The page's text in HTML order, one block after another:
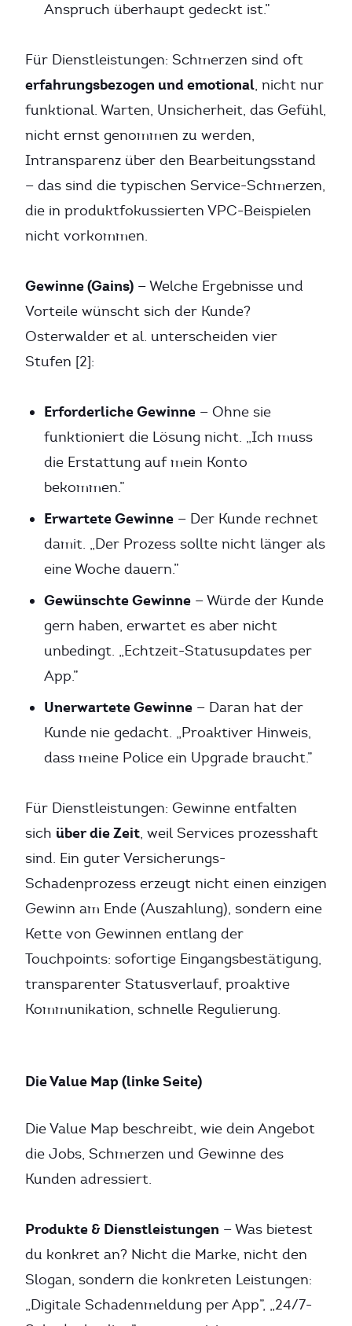
Anspruch überhaupt gedeckt ist.”
Für Dienstleistungen: Schmerzen sind oft
erfahrungsbezogen und emotional, nicht nur
funktional. Warten, Unsicherheit, das Gefühl,
nicht ernst genommen zu werden,
Intransparenz über den Bearbeitungsstand
— das sind die typischen Service-Schmerzen,
die in produktfokussierten VPC-Beispielen
nicht vorkommen.
Gewinne (Gains) — Welche Ergebnisse und
Vorteile wünscht sich der Kunde?
Osterwalder et al. unterscheiden vier
Stufen [2]:
Erforderliche Gewinne — Ohne sie
funktioniert die Lösung nicht. „Ich muss
die Erstattung auf mein Konto
bekommen.”
Erwartete Gewinne — Der Kunde rechnet
damit. „Der Prozess sollte nicht länger als
eine Woche dauern.”
Gewünschte Gewinne — Würde der Kunde
gern haben, erwartet es aber nicht
unbedingt. „Echtzeit-Statusupdates per
App.”
Unerwartete Gewinne — Daran hat der
Kunde nie gedacht. „Proaktiver Hinweis,
dass meine Police ein Upgrade braucht.”
Für Dienstleistungen: Gewinne entfalten
sich über die Zeit, weil Services prozesshaft
sind. Ein guter Versicherungs-
Schadenprozess erzeugt nicht einen einzigen
Gewinn am Ende (Auszahlung), sondern eine
Kette von Gewinnen entlang der
Touchpoints: sofortige Eingangsbestätigung,
transparenter Statusverlauf, proaktive
Kommunikation, schnelle Regulierung.
Die Value Map (linke Seite)
Die Value Map beschreibt, wie dein Angebot
die Jobs, Schmerzen und Gewinne des
Kunden adressiert.
Produkte & Dienstleistungen — Was bietest
du konkret an? Nicht die Marke, nicht den
Slogan, sondern die konkreten Leistungen:
„Digitale Schadenmeldung per App”, „24/7-